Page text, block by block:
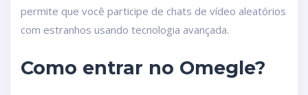
permite que você participe de chats de vídeo aleatórios
com estranhos usando tecnologia avançada.
Como entrar no Omegle?